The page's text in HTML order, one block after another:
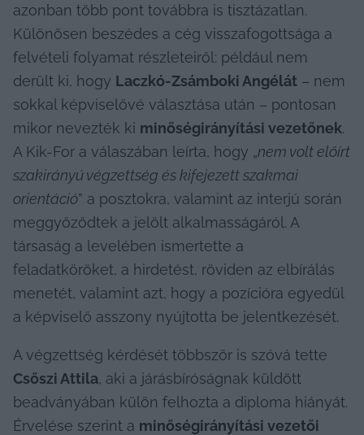
azonban több pont továbbra is tisztázatlan.
Különösen beszédes a cég visszafogottsága a
felvételi folyamat részleteiről: például nem
derült ki, hogy Laczkó-Zsámboki Angélát – nem
sokkal képviselővé választása után – pontosan
mikor nevezték ki minőségirányítási vezetőnek.
A Kik-For a válaszában leírta, hogy „nem volt előírt
szakirányú végzettség és kifejezett szakmai
orientáció” a posztokra, valamint az interjú során
meggyőződtek a jelölt alkalmasságáról. A
társaság a levelében ismertette a
feladatköröket, a hirdetést, röviden az elbírálás
menetét, valamint azt, hogy a pozícióra egyedül
a képviselő asszony nyújtotta be jelentkezését.
Csőszi Attila, aki a járásbíróságnak küldött
beadványában külön felhozta a diploma hiányát.
Érvelése szerint a minőségirányítási vezetői